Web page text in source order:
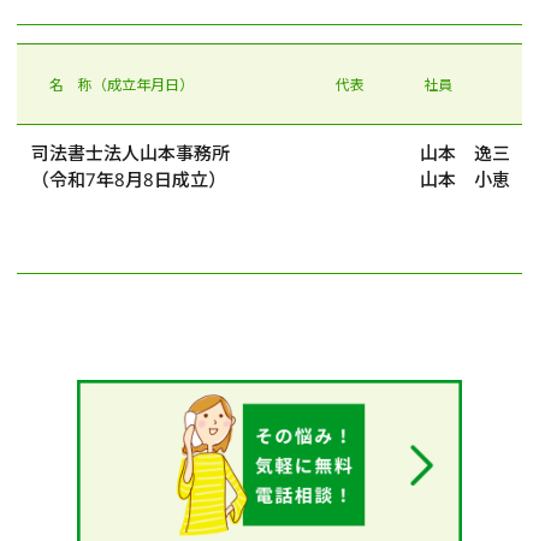
名 称（成立年月日） 代表 社員
司法書士法人山本事務所
（令和7年8月8日成立）
山本 逸三
山本 小恵